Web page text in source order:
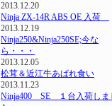
2013.12.20
Ninja ZX-14R ABS OE 入荷
2013.12.19
Ninja250&Ninja250SE;今な
ら・・・
2013.12.05
松茸＆近江牛あばれ食い
2013.11.23
Ninja400 SE １台入荷しま